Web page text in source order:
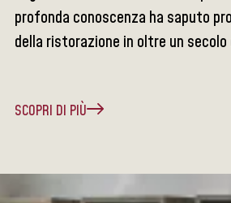
profonda conoscenza ha saputo
della ristorazione in oltre un
SCOPRI DI PIÙ